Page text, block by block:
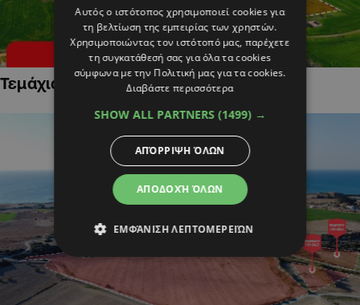
Τεμάχια Γης σε Οικιστικές Περιοχές
Αυτός ο ιστότοπος χρησιμοποιεί cookies για
τη βελτίωση της εμπειρίας των χρηστών.
Χρησιμοποιώντας τον ιστότοπό μας, παρέχετε
τη συγκατάθεσή σας για όλα τα cookies
σύμφωνα με την Πολιτική μας για τα cookies.
Διαβάστε περισσότερα
SHOW ALL PARTNERS (1499) →
ΑΠΟΔΟΧΉ ΌΛΩΝ
ΑΠΌΡΡΙΨΗ ΌΛΩΝ
ΕΜΦΆΝΙΣΗ ΛΕΠΤΟΜΕΡΕΙΏΝ